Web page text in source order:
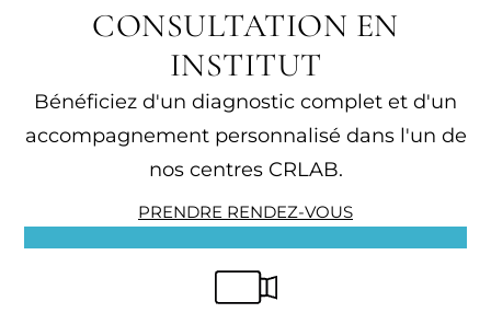
CONSULTATION EN
INSTITUT
Bénéficiez d'un diagnostic complet et d'un
accompagnement personnalisé dans l'un de
nos centres CRLAB.
PRENDRE RENDEZ-VOUS